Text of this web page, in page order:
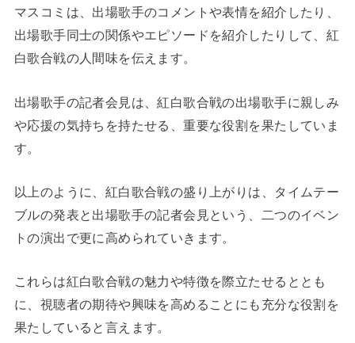
マスコミは、出場歌手のコメントや表情を紹介したり、
出場歌手同士の関係やエピソードを紹介したりして、紅
白歌合戦の人間味を伝えます。
出場歌手の記者会見は、紅白歌合戦の出場歌手に親しみ
や応援の気持ちを持たせる、重要な役割を果たしていま
す。
以上のように、紅白歌合戦の盛り上がりは、タイムテー
ブルの発表と出場歌手の記者会見という、二つのイベン
トの演出で更に高められていきます。
これらは紅白歌合戦の魅力や特徴を際立たせるととも
に、視聴者の期待や興味を高めることにも充分な役割を
果たしていると言えます。